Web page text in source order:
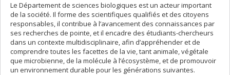
Le Département de sciences biologiques est un acteur important
de la société. Il forme des scientifiques qualifiés et des citoyens
responsables, il contribue à l’avancement des connaissances par
ses recherches de pointe, et il encadre des étudiants-chercheurs
dans un contexte multidisciplinaire, afin d’appréhender et de
comprendre toutes les facettes de la vie, tant animale, végétale
que microbienne, de la molécule à l’écosystème, et de promouvoir
un environnement durable pour les générations suivantes.